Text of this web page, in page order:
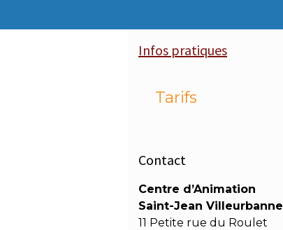
Infos pratiques
Tarifs
Contact
Centre d’Animation
Saint-Jean Villeurbanne
11 Petite rue du Roulet